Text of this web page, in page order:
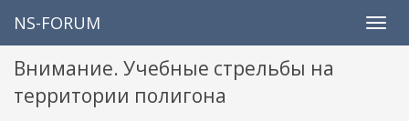
NS-FORUM
Внимание. Учебные стрельбы на
территории полигона